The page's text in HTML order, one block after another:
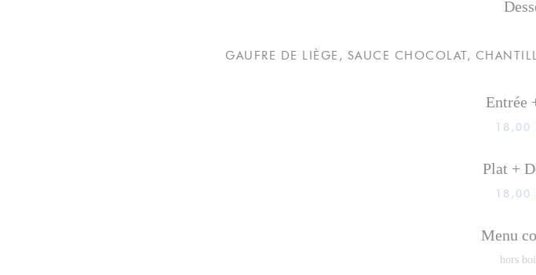
GAUFRE DE LIÈGE, SAUCE CHOCOLAT,
Entrée
18,00
Plat +
18,00
Menu
hors